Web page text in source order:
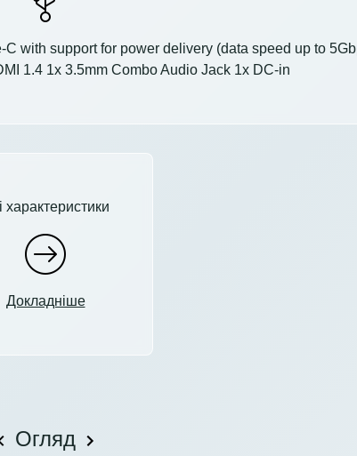
with support for power delivery (data speed up to
1.4 1x 3.5mm Combo Audio Jack 1x DC-in
характеристики
Докладніше
Огляд